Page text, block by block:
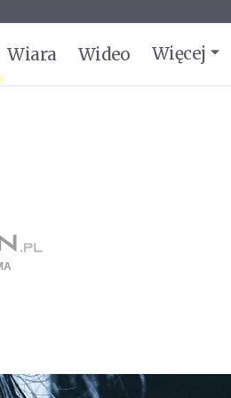
Wiara Wideo Więcej